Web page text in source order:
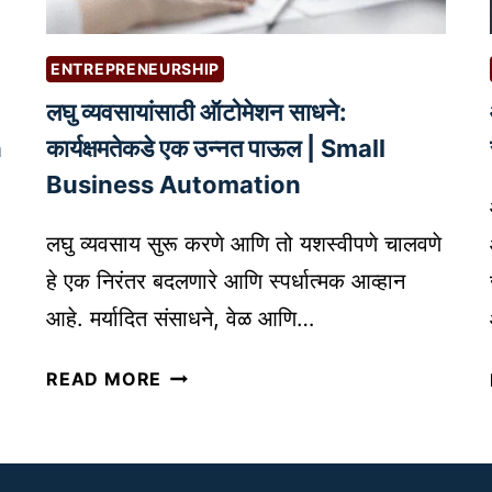
द
र्श
रू
क
रू
न
वे
ग
क
से
ठ
रा
O
ENTREPRENEURSHIP
लघु व्यवसायांसाठी ऑटोमेशन साधने:
कार्यक्षमतेकडे एक उन्नत पाऊल | Small
Business Automation
लघु व्यवसाय सुरू करणे आणि तो यशस्वीपणे चालवणे
हे एक निरंतर बदलणारे आणि स्पर्धात्मक आव्हान
आहे. मर्यादित संसाधने, वेळ आणि…
READ MORE ल
व